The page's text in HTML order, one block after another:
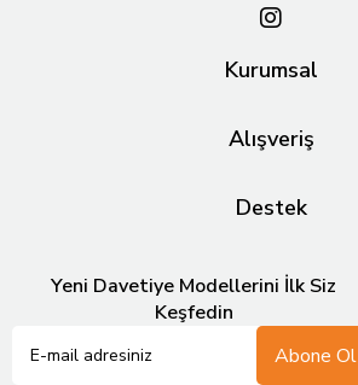
Kurumsal
Alışveriş
Destek
Yeni Davetiye Modellerini İlk Siz
Keşfedin
Abone Ol